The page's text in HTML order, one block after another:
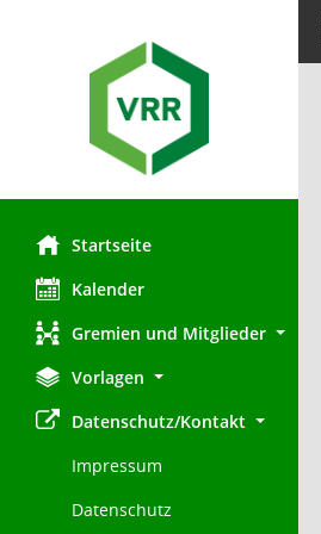
Startseite
Kalender
Gremien und Mitglieder
Vorlagen
Datenschutz/Kontakt
Impressum
Datenschutz